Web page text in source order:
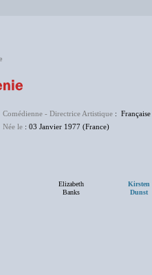
Comédienne - Directrice Artistique : Française
Née le : 03 Janvier 1977 (France)
Elizabeth
Banks
Kirsten
Dunst